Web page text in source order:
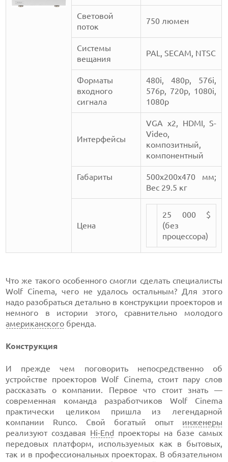
Световой
поток
750 люмен
Системы
вещания
PAL, SECAM, NTSC
Форматы
входного
сигнала
480i, 480p, 576i,
576p, 720p, 1080i,
1080p
Интерфейсы
VGA x2, HDMI, S-
Video,
композитный,
компонентный
Габариты
500x200x470 мм;
Вес 29.5 кг
Цена
25 000 $
(без
процессора)
Что же такого особенного смогли сделать специалисты
Wolf Cinema, чего не удалось остальным? Для этого
надо разобраться детально в конструкции проекторов и
немного в истории этого, сравнительно молодого
американского бренда.
Конструкция
И прежде чем поговорить непосредственно об
устройстве проекторов Wolf Cinema, стоит пару слов
рассказать о компании. Первое что стоит знать —
современная команда разработчиков Wolf Cinema
практически целиком пришла из легендарной
компании Runco. Свой богатый опыт инженеры
реализуют создавая Hi-End
проекторы на базе самых
передовых платформ, используемых как в бытовых,
так и в профессиональных проекторах. В обязательном